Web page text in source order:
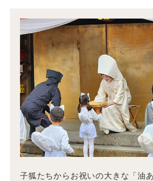
子狐たちからお祝いの大きな「油